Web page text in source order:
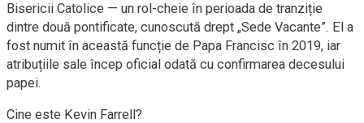
Bisericii Catolice — un rol-cheie în perioada de tranziție
dintre două pontificate, cunoscută drept „Sede Vacante”. El a
fost numit în această funcție de Papa Francisc în 2019, iar
atribuțiile sale încep oficial odată cu confirmarea decesului
papei.
Cine este Kevin Farrell?